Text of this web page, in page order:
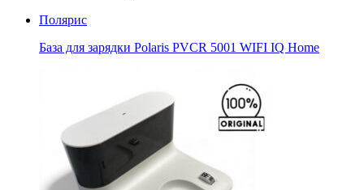
Полярис
База для зарядки Polaris PVCR 5001 WIFI IQ Home